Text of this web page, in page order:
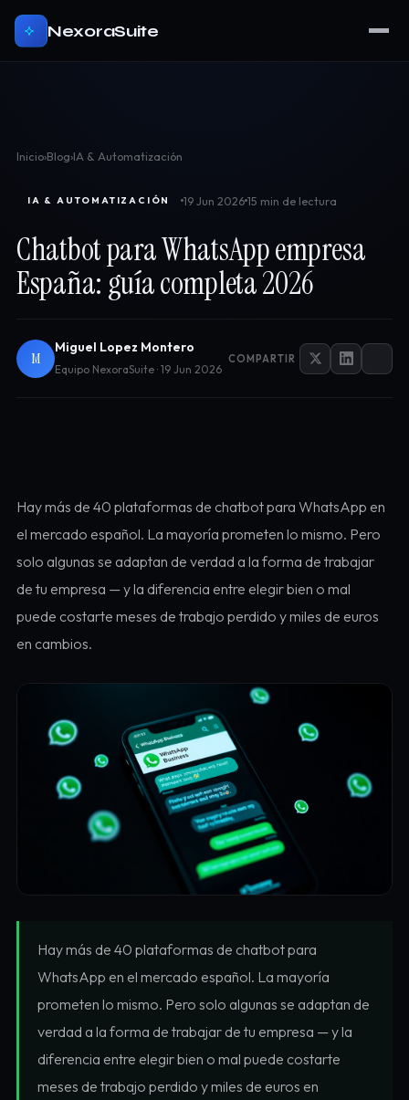
NexoraSuite
Inicio›Blog›IA & Automatización
IA & AUTOMATIZACIÓN 19 Jun 202615 min de lectura
Chatbot para WhatsApp empresa
España: guía completa 2026
M
Miguel Lopez Montero
Equipo NexoraSuite · 19 Jun 2026
COMPARTIR
Hay más de 40 plataformas de chatbot para WhatsApp en
el mercado español. La mayoría prometen lo mismo. Pero
solo algunas se adaptan de verdad a la forma de trabajar
de tu empresa — y la diferencia entre elegir bien o mal
puede costarte meses de trabajo perdido y miles de euros
en cambios.
Hay más de 40 plataformas de chatbot para
WhatsApp en el mercado español. La mayoría
prometen lo mismo. Pero solo algunas se adaptan de
verdad a la forma de trabajar de tu empresa — y la
diferencia entre elegir bien o mal puede costarte
meses de trabajo perdido y miles de euros en